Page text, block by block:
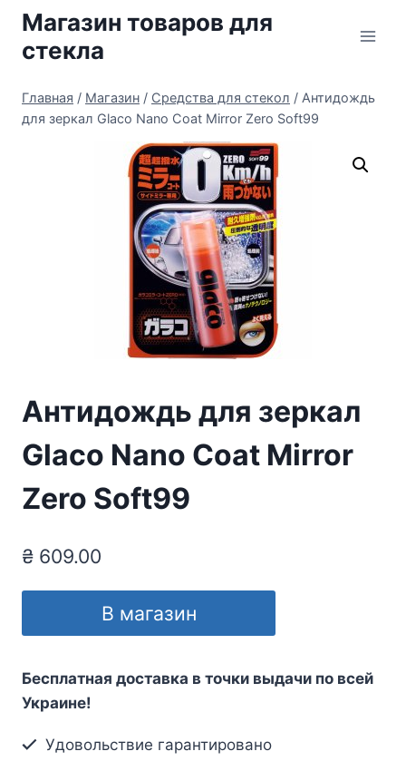
Перейти
содержимому
Магазин товаров для
стекла
Главная / Магазин / Средства для стекол / Антидождь
для зеркал Glaco Nano Coat Mirror Zero Soft99
Антидождь для зеркал
Glaco Nano Coat Mirror
Zero Soft99
₴ 609.00
В магазин
Бесплатная доставка в точки выдачи по всей
Украине!
Удовольствие гарантировано